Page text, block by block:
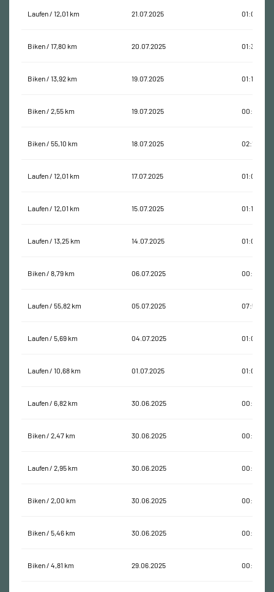
Laufen / 12,01 km 21.07.2025 01:08:58
Biken / 17,80 km 20.07.2025 01:32:51
Biken / 13,92 km 19.07.2025 01:16:49
Biken / 2,55 km 19.07.2025 00:43:13
Biken / 55,10 km 18.07.2025 02:12:39
Laufen / 12,01 km 17.07.2025 01:04:14
Laufen / 12,01 km 15.07.2025 01:13:50
Laufen / 13,25 km 14.07.2025 01:07:47
Biken / 8,79 km 06.07.2025 00:41:03
Laufen / 55,82 km 05.07.2025 07:52:12
Laufen / 5,69 km 04.07.2025 01:05:58
Laufen / 10,68 km 01.07.2025 01:01:27
Laufen / 6,82 km 30.06.2025 00:38:47
Biken / 2,47 km 30.06.2025 00:09:34
Laufen / 2,95 km 30.06.2025 00:16:51
Biken / 2,00 km 30.06.2025 00:09:36
Biken / 5,46 km 30.06.2025 00:20:36
Biken / 4,81 km 29.06.2025 00:19:16